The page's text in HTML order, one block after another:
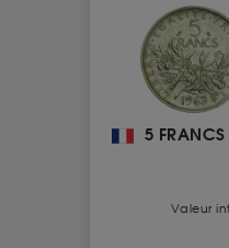
5
Valeur